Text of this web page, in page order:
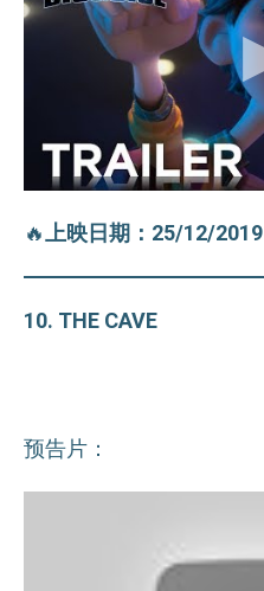
🔥上映日期：25/12/2019
10. THE CAVE
预告片：